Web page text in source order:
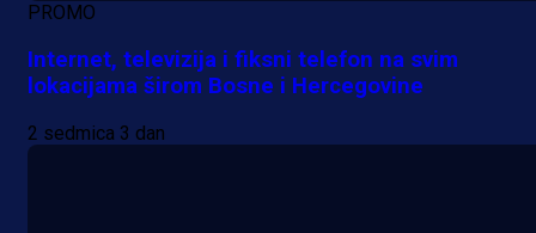
PROMO
Internet, televizija i fiksni telefon na svim
lokacijama širom Bosne i Hercegovine
2 sedmica 3 dan